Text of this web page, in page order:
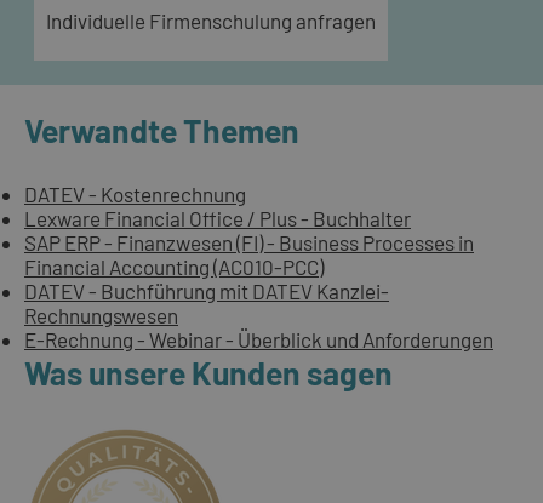
Individuelle Firmenschulung anfragen
Verwandte Themen
DATEV - Kostenrechnung
Lexware Financial Office / Plus - Buchhalter
SAP ERP - Finanzwesen (FI) - Business Processes in
Financial Accounting (AC010-PCC)
DATEV - Buchführung mit DATEV Kanzlei-
Rechnungswesen
E-Rechnung - Webinar - Überblick und Anforderungen
Was unsere Kunden sagen